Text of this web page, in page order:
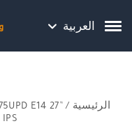
هل نزلت
العربية
الرئيسية /
E14 27”